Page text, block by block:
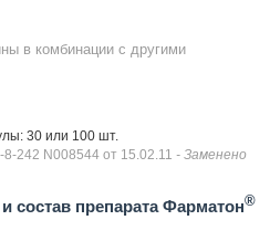
в комбинации с другими
30 или 100 шт.
242 N008544 от 15.02.11 - Заменено
состав препарата Фарматон®